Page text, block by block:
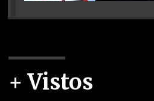
+ Vistos